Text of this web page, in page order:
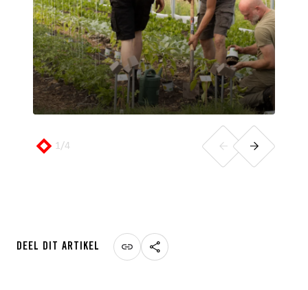
1/4
DEEL DIT ARTIKEL